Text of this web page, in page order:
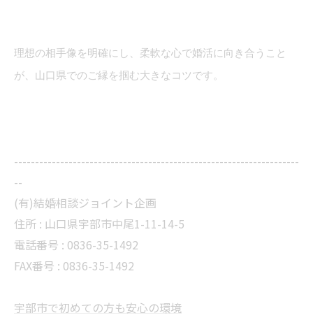
理想の相手像を明確にし、柔軟な心で婚活に向き合うこと
が、山口県でのご縁を掴む大きなコツです。
--------------------------------------------------------------------
--
(有)結婚相談ジョイント企画
住所 : 山口県宇部市中尾1-11-14-5
電話番号 : 0836-35-1492
FAX番号 : 0836-35-1492
宇部市で初めての方も安心の環境